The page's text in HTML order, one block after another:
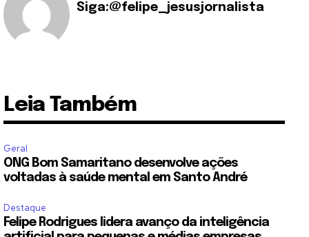
Siga:@felipe_jesusjornalista
Leia Também
Geral
ONG Bom Samaritano desenvolve ações
voltadas à saúde mental em Santo André
Destaque
Felipe Rodrigues lidera avanço da inteligência